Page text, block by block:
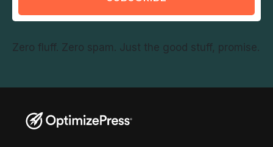
Zero fluff. Zero spam. Just the good stuff, promise.